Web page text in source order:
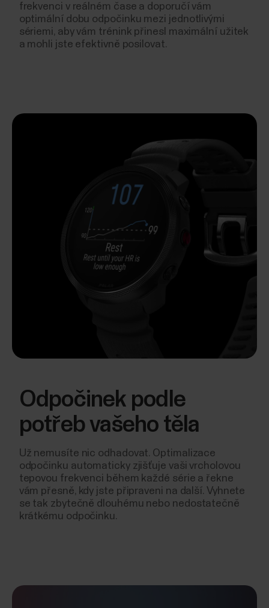
frekvenci v reálném čase a doporučí vám
optimální dobu odpočinku mezi jednotlivými
sériemi, aby vám trénink přinesl maximální užitek
a mohli jste efektivně posilovat.
Odpočinek podle
potřeb vašeho těla
Už nemusíte nic odhadovat. Optimalizace
odpočinku automaticky zjišťuje vaši vrcholovou
tepovou frekvenci během každé série a řekne
vám přesně, kdy jste připraveni na další. Vyhnete
se tak zbytečně dlouhému nebo nedostatečně
krátkému odpočinku.